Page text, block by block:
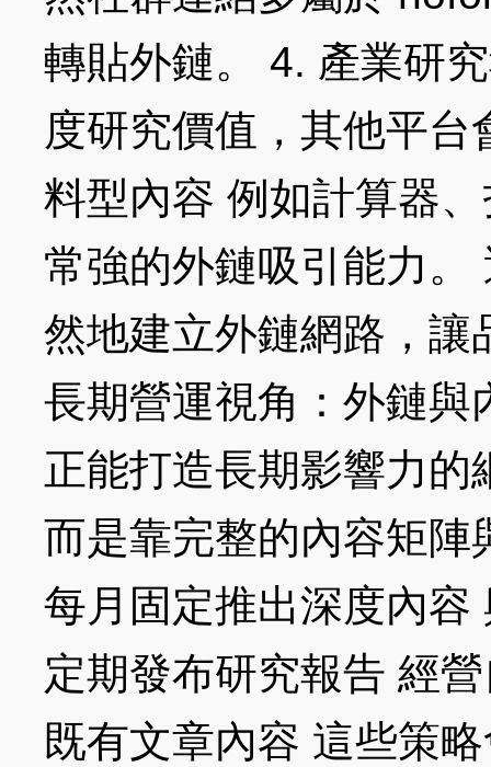
轉貼外鏈。 4. 產業研
度研究價值，其他平
料型內容 例如計算器
常強的外鏈吸引能力。
然地建立外鏈網路，讓
長期營運視角：外鏈與
正能打造長期影響力
而是靠完整的內容矩陣
每月固定推出深度內容
定期發布研究報告 經
既有文章內容 這些策